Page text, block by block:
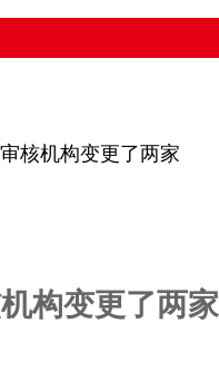
核机构变更了两家
构变更了两家